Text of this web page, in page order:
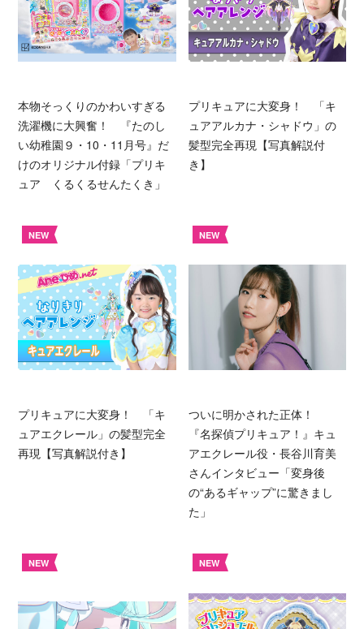
本物そっくりのかわいすぎる
洗濯機に大興奮！ 『たのし
い幼稚園９・10・11月号』だ
けのオリジナル付録「プリキ
ュア くるくるせんたくき」
プリキュアに大変身！ 「キ
ュアアルカナ・シャドウ」の
髪型完全再現【写真解説付
き】
NEW
プリキュアに大変身！ 「キ
ュアエクレール」の髪型完全
再現【写真解説付き】
NEW
ついに明かされた正体！
『名探偵プリキュア！』キュ
アエクレール役・長谷川育美
さんインタビュー「変身後
の“あるギャップ”に驚きまし
た」
NEW NEW